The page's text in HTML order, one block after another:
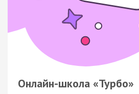
Онлайн-школа «Турбо»